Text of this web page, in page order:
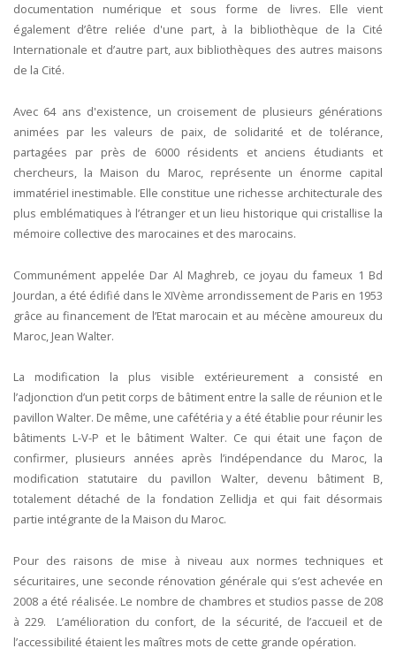
documentation numérique et sous forme de livres. Elle vient
également d’être reliée d'une part, à la bibliothèque de la Cité
Internationale et d’autre part, aux bibliothèques des autres maisons
de la Cité.
Avec 64 ans d'existence, un croisement de plusieurs générations
animées par les valeurs de paix, de solidarité et de tolérance,
partagées par près de 6000 résidents et anciens étudiants et
chercheurs, la Maison du Maroc, représente un énorme capital
immatériel inestimable. Elle constitue une richesse architecturale des
plus emblématiques à l’étranger et un lieu historique qui cristallise la
mémoire collective des marocaines et des marocains.
Communément appelée Dar Al Maghreb, ce joyau du fameux 1 Bd
Jourdan, a été édifié dans le XIVème arrondissement de Paris en 1953
grâce au financement de l’Etat marocain et au mécène amoureux du
Maroc, Jean Walter.
La modification la plus visible extérieurement a consisté en
l’adjonction d’un petit corps de bâtiment entre la salle de réunion et le
pavillon Walter. De même, une cafétéria y a été établie pour réunir les
bâtiments L-V-P et le bâtiment Walter. Ce qui était une façon de
confirmer, plusieurs années après l’indépendance du Maroc, la
modification statutaire du pavillon Walter, devenu bâtiment B,
totalement détaché de la fondation Zellidja et qui fait désormais
partie intégrante de la Maison du Maroc.
Pour des raisons de mise à niveau aux normes techniques et
sécuritaires, une seconde rénovation générale qui s’est achevée en
2008 a été réalisée. Le nombre de chambres et studios passe de 208
à 229. L’amélioration du confort, de la sécurité, de l’accueil et de
l’accessibilité étaient les maîtres mots de cette grande opération.